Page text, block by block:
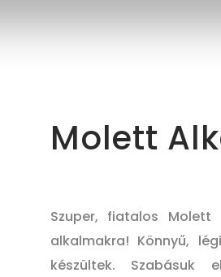
Molett
Szuper, fiatalos
alkalmakra! Könnyű,
készültek. Szabásuk